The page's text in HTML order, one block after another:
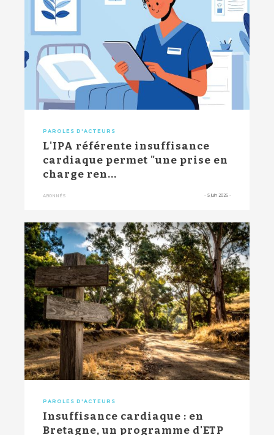
PAROLES D'ACTEURS
L'IPA référente insuffisance
cardiaque permet "une prise en
charge ren...
ABONNÉS - 5 juin 2026 -
PAROLES D'ACTEURS
Insuffisance cardiaque : en
Bretagne, un programme d'ETP